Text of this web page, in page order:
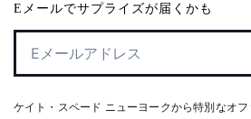
Eメールでサプライズが届くかも
ケイト・スペード ニューヨークから特別なオ